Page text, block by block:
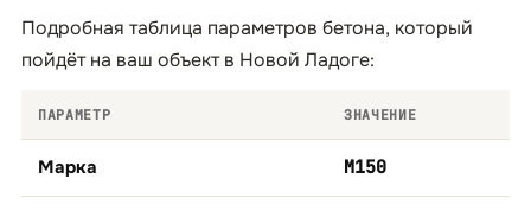
Подробная таблица параметров бетона, который
пойдёт на ваш объект в Новой Ладоге:
ПАРАМЕТР ЗНАЧЕНИЕ
Марка М150